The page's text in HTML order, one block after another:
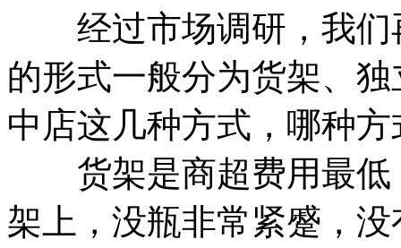
经过市场调研，我们
的形式一般分为货架、
中店这几种方式，哪种
货架是商超费用最低
架上，没瓶非常紧蹙，